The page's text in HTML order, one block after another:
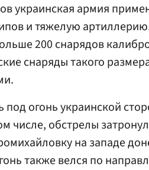
украинская армия
и тяжелую
200 снарядов
снаряды такого
под огонь украинской
числе, обстрелы
на западе
также велся по